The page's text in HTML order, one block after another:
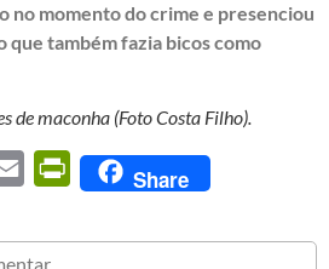
no momento do crime e presenciou
que também fazia bicos como
de maconha (Foto Costa Filho).
Email PrintFriendly
Share